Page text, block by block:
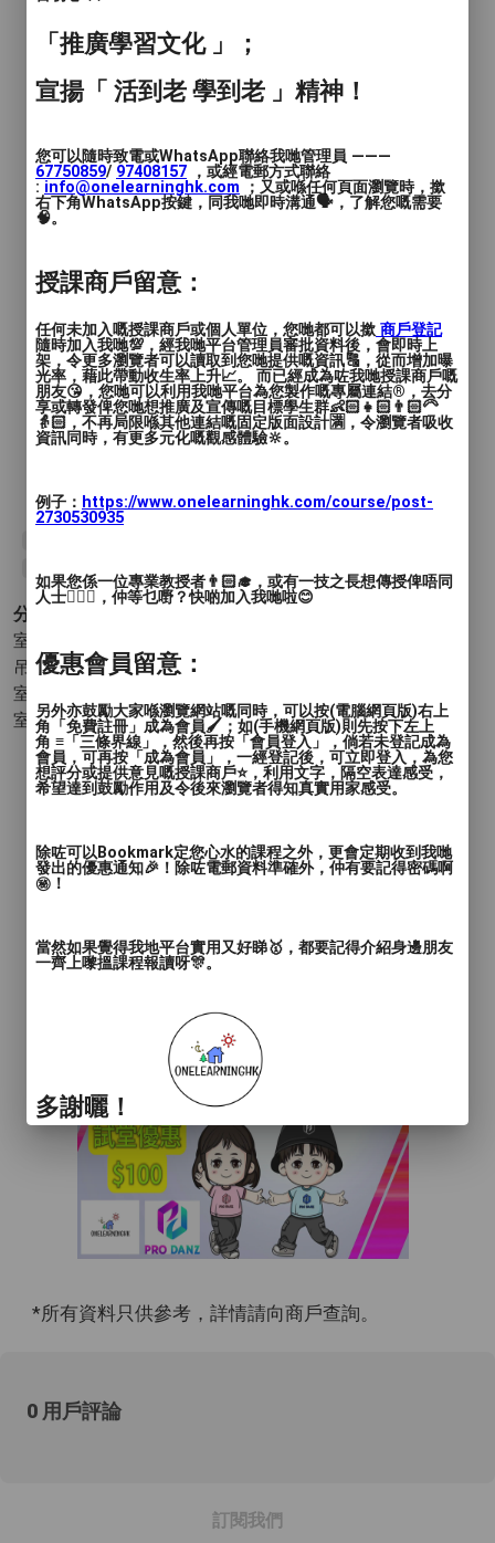
分類 :
室內運動 - 健身
吊系統) 跆拳 (Kick-Boxing)
室內運動 - 瑜伽
室內運動 - 武術- 泰拳
*所有資料只供參考，詳情請向商戶查詢。
0 用戶評論
訂閱我們
「推廣學習文化 」；
宣揚「 活到老 學到老 」精神！
您可以隨時致電或WhatsApp聯絡我哋管理員 ———
67750859/ 97408157 ，或經電郵方式聯絡
: info@onelearninghk.com ；又或喺任何頁面瀏覽時，撳
右下角WhatsApp按鍵，同我哋即時溝通🗣️，了解您嘅需要
🧠。
授課商戶留意：
任何未加入嘅授課商戶或個人單位，您哋都可以撳 商戶登記
隨時加入我哋💯，經我哋平台管理員審批資料後，會即時上
架，令更多瀏覽者可以讀取到您哋提供嘅資訊🔠，從而增加曝
光率，藉此帶動收生率上升📈。 而已經成為咗我哋授課商戶嘅
朋友😘，您哋可以利用我哋平台為您製作嘅專屬連結®️，去分
享或轉發俾您哋想推廣及宣傳嘅目標學生群👶🏻👧🏻👨🏻‍🦳
👵🏻，不再局限喺其他連結嘅固定版面設計🈵，令瀏覽者吸收
資訊同時，有更多元化嘅觀感體驗🔆。
例子： https://www.onelearninghk.com/course/post-
2730530935
如果您係一位專業教授者👨🏻‍🎓，或有一技之長想傳授俾唔同
人士🙋🏻‍♂️，仲等乜嘢？快啲加入我哋啦😊
優惠會員留意：
另外亦鼓勵大家喺瀏覽網站嘅同時，可以按(電腦網頁版)右上
角「免費註冊」成為會員🖌️；如(手機網頁版)則先按下左上
角 ≡「三條界線」，然後再按「會員登入」，倘若未登記成為
會員，可再按「成為會員」，一經登記後，可立即登入，為您
想評分或提供意見嘅授課商戶⭐️，利用文字，隔空表達感受，
希望達到鼓勵作用及令後來瀏覽者得知真實用家感受。
除咗可以Bookmark定您心水的課程之外，更會定期收到我哋
發出的優惠通知🎉！除咗電郵資料準確外，仲有要記得密碼啊
㊙️！
當然如果覺得我地平台實用又好睇🥇，都要記得介紹身邊朋友
一齊上嚟搵課程報讀呀🎊。
多謝曬！